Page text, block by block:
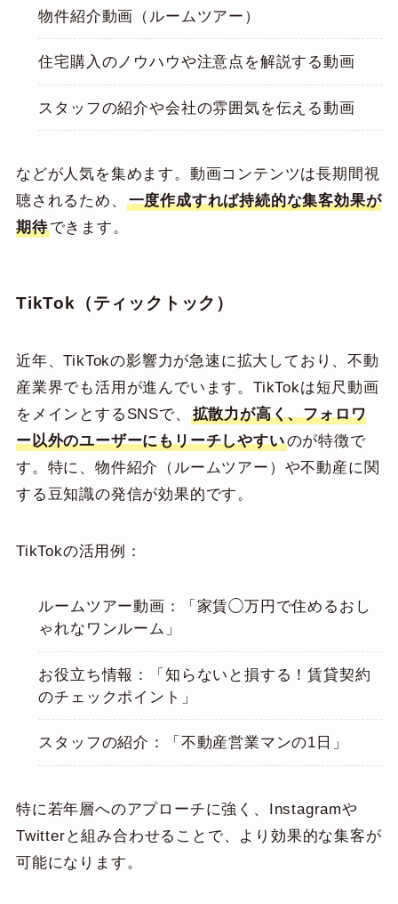
物件紹介動画（ルームツアー）
住宅購入のノウハウや注意点を解説する動画
スタッフの紹介や会社の雰囲気を伝える動画
などが人気を集めます。動画コンテンツは長期間視
聴されるため、
一度作成すれば持続的な集客効果が
期待できます。
TikTok（ティックトック）
近年、TikTokの影響力が急速に拡大しており、不動
産業界でも活用が進んでいます。TikTokは短尺動画
をメインとするSNSで、
拡散力が高く、フォロワ
ー以外のユーザーにもリーチしやすいのが特徴で
す。特に、物件紹介（ルームツアー）や不動産に関
する豆知識の発信が効果的です。
TikTokの活用例：
ルームツアー動画：「家賃◯万円で住めるおし
ゃれなワンルーム」
お役立ち情報：「知らないと損する！賃貸契約
のチェックポイント」
スタッフの紹介：「不動産営業マンの1日」
特に若年層へのアプローチに強く、Instagramや
Twitterと組み合わせることで、より効果的な集客が
可能になります。